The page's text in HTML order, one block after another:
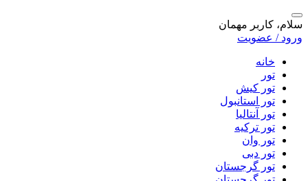
سلام، کاربر مهمان
ورود / عضویت
خانه
تور
تور کیش
تور استانبول
تور آنتالیا
تور ترکیه
تور وان
تور دبی
تور گرجستان